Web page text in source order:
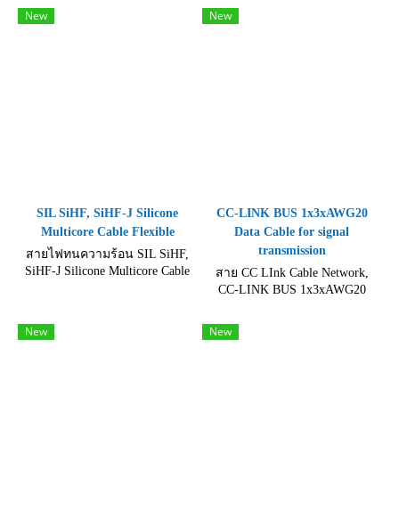
specification Permanent indoor
ดำชนิดพิเศษ สามารถทน
ความชื้น และกันน้ำได้ดี
New
SIL SiHF, SiHF-J Silicone
Multicore Cable Flexible
สายไฟทนความร้อน SIL SiHF,
SiHF-J Silicone Multicore Cable
New
CC-LINK BUS 1x3xAWG20
Data Cable for signal
transmission
สาย CC LInk Cable Network,
CC-LINK BUS 1x3xAWG20
1.10, CM +75°C/+167°F or
New New